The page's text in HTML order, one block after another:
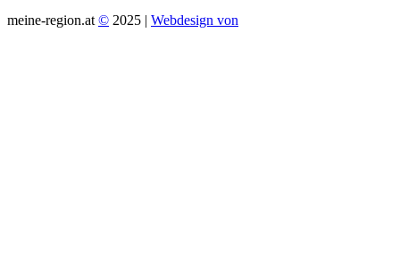
meine-region.at © 2025 | Webdesign von